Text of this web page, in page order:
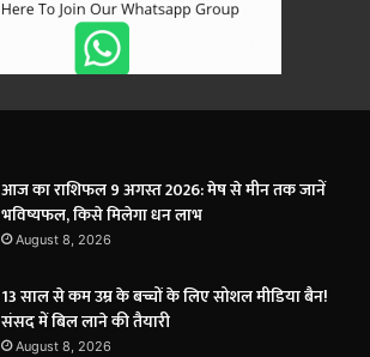
आज का राशिफल 9 अगस्त 2026: मेष से मीन तक जानें
भविष्यफल, किसे मिलेगा धन लाभ
August 8, 2026
13 साल से कम उम्र के बच्चों के लिए सोशल मीडिया बैन!
संसद में बिल लाने की तैयारी
August 8, 2026